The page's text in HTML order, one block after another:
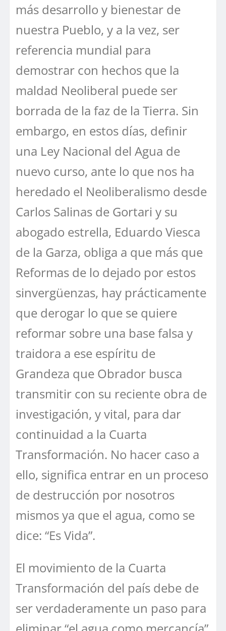
más desarrollo y bienestar de
nuestra Pueblo, y a la vez, ser
referencia mundial para
demostrar con hechos que la
maldad Neoliberal puede ser
borrada de la faz de la Tierra. Sin
embargo, en estos días, definir
una Ley Nacional del Agua de
nuevo curso, ante lo que nos ha
heredado el Neoliberalismo desde
Carlos Salinas de Gortari y su
abogado estrella, Eduardo Viesca
de la Garza, obliga a que más que
Reformas de lo dejado por estos
sinvergüenzas, hay prácticamente
que derogar lo que se quiere
reformar sobre una base falsa y
traidora a ese espíritu de
Grandeza que Obrador busca
transmitir con su reciente obra de
investigación, y vital, para dar
continuidad a la Cuarta
Transformación. No hacer caso a
ello, significa entrar en un proceso
de destrucción por nosotros
mismos ya que el agua, como se
dice: “Es Vida”.
El movimiento de la Cuarta
Transformación del país debe de
ser verdaderamente un paso para